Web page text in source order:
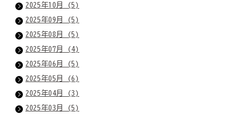
2025年10月 (5)
2025年09月 (5)
2025年08月 (5)
2025年07月 (4)
2025年06月 (5)
2025年05月 (6)
2025年04月 (3)
2025年03月 (5)